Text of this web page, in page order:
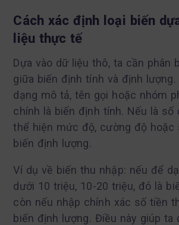
Cách xác định loại biến
liệu thực tế
Dựa vào dữ liệu thô, ta cần phân
giữa biến định tính và định lượng.
dạng mô tả, tên gọi hoặc nhóm
chính là biến định tính. Nếu là số
thể hiện mức độ, cường độ hoặc
biến định lượng.
Ví dụ về biến thu nhập: nếu để
dưới 10 triệu, 10-20 triệu, đó là
còn nếu nhập chính xác số tiền
biến định lượng. Điều này giúp ta